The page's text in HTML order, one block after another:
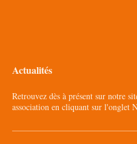
Actualités
Retrouvez dès à présent sur notre
association en cliquant sur l'onglet